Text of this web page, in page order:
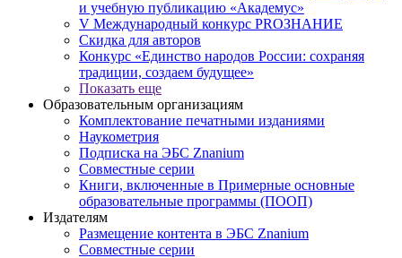
и учебную публикацию «Академус»
V Международный конкурс PROЗНАНИЕ
Скидка для авторов
Конкурс «Единство народов России: сохраняя
традиции, создаем будущее»
Показать еще
Образовательным организациям
Комплектование печатными изданиями
Наукометрия
Подписка на ЭБС Znanium
Совместные серии
Книги, включенные в Примерные основные
образовательные программы (ПООП)
Издателям
Размещение контента в ЭБС Znanium
Совместные серии